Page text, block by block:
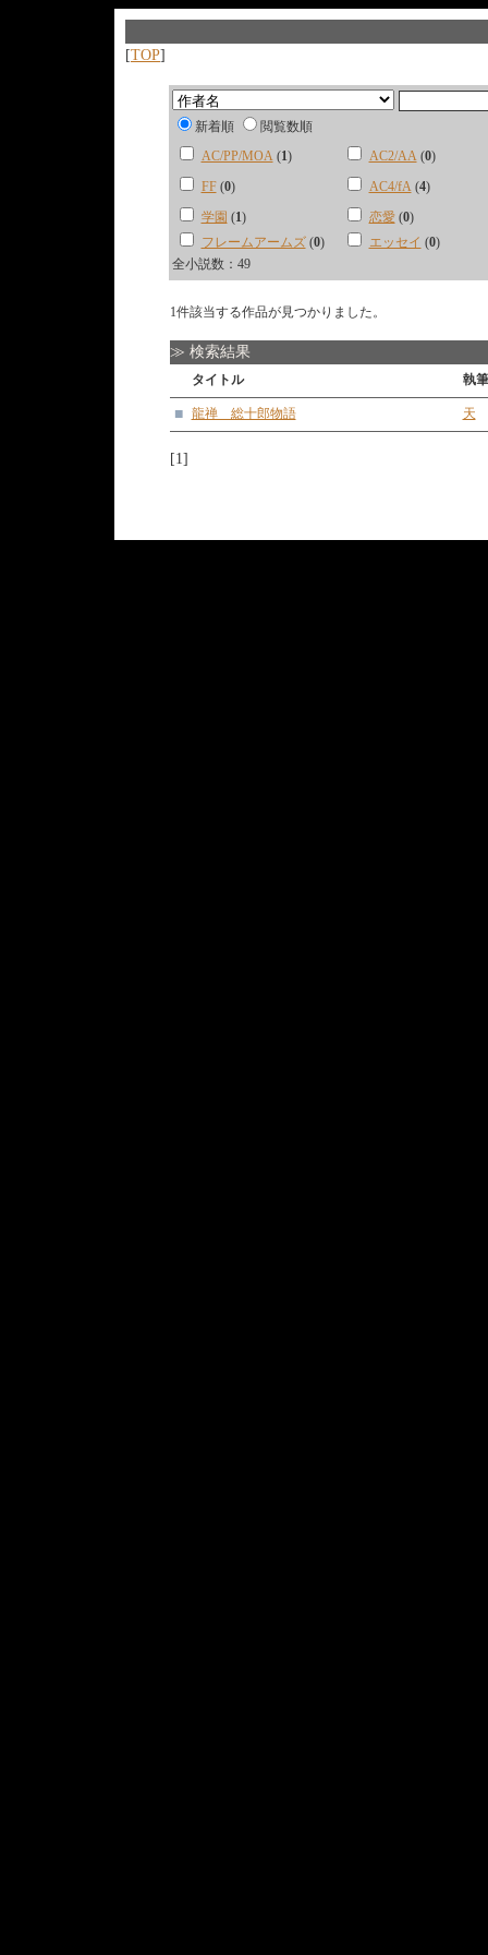
[TOP]
新着順 閲覧数順
AC/PP/MOA(1) AC2/AA(0)
FF(0) AC4/fA(4)
学園 (1) 恋愛(0)
フレームアームズ(0) エッセイ (0)
全小説数：49
1件該当する作品が見つかりました。
≫ 検索結果
タイトル 執
■ 龍禅 総十郎物語 天
[1]